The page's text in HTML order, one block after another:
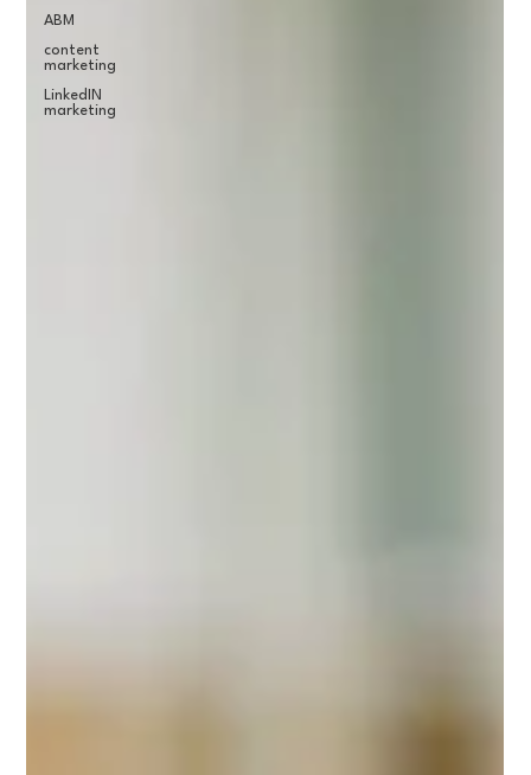
ABM
content
marketing
LinkedIN
marketing